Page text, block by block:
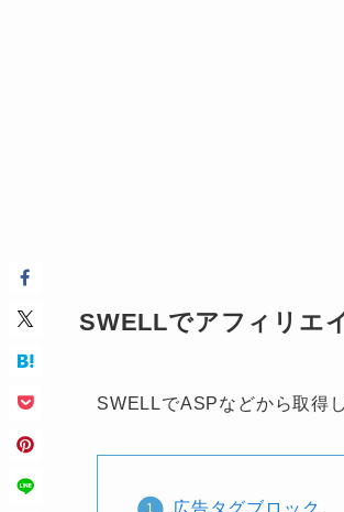
SWELLでアフィリエ
SWELLでASPなどから取得
広告タグブロック